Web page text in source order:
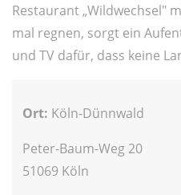
Restaurant „Wildwechsel"
mal regnen, sorgt ein
und TV dafür, dass keine
Ort: Köln-Dünnwald
Peter-Baum-Weg 20
51069 Köln